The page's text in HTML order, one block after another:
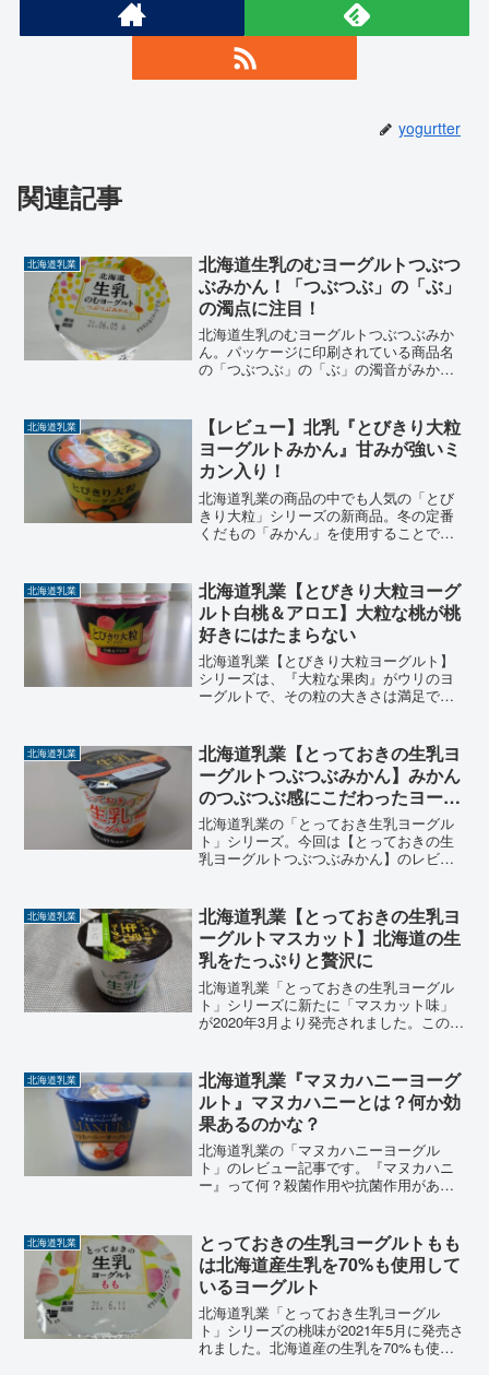
yogurtter
関連記事
北海道乳業
北海道生乳のむヨーグルトつぶつ
ぶみかん！「つぶつぶ」の「ぶ」
の濁点に注目！
北海道生乳のむヨーグルトつぶつぶみか
ん。パッケージに印刷されている商品名
の「つぶつぶ」の「ぶ」の濁音がみかん
でしたか？北海道生乳のむヨーグルトつ
ぶつぶみかんを手にとったと...
北海道乳業
【レビュー】北乳『とびきり大粒
ヨーグルトみかん』甘みが強いミ
カン入り！
北海道乳業の商品の中でも人気の「とび
きり大粒」シリーズの新商品。冬の定番
くだもの「みかん」を使用することで冬
り大粒ヨーグルトみかん」の特徴などを
レビューします。
北海道乳業
北海道乳業【とびきり大粒ヨーグ
ルト白桃＆アロエ】大粒な桃が桃
好きにはたまらない
北海道乳業【とびきり大粒ヨーグルト】
シリーズは、『大粒な果肉』がウリのヨ
ーグルトで、その粒の大きさは満足でき
な白桃がゴロゴロ入っているヨーグルト
です。できたら通年販売をしてほしい商
品です。
北海道乳業
北海道乳業【とっておきの生乳ヨ
ーグルトつぶつぶみかん】みかん
のつぶつぶ感にこだわったヨーグ
ルト
北海道乳業の「とっておき生乳ヨーグル
ト」シリーズ。今回は【とっておきの生
乳ヨーグルトつぶつぶみかん】のレビュ
たこだわりのヨーグルト。これが美味し
くない！はずがありません。
北海道乳業
北海道乳業【とっておきの生乳ヨ
ーグルトマスカット】北海道の生
乳をたっぷりと贅沢に
北海道乳業「とっておきの生乳ヨーグル
ト」シリーズに新たに「マスカット味」
が2020年3月より発売されました。この
乳」で出来ているヨーグルト自体がとて
も美味しく、お気に入...
北海道乳業
北海道乳業『マヌカハニーヨーグ
ルト』マヌカハニーとは？何か効
果あるのかな？
北海道乳業の「マヌカハニーヨーグル
ト」のレビュー記事です。『マヌカハニ
ー』って何？殺菌作用や抗菌作用がある
いなども含め、マヌカハニーヨーグルト
の効果・効能・特徴なども紹介。
北海道乳業
とっておきの生乳ヨーグルトもも
は北海道産生乳を70%も使用して
いるヨーグルト
北海道乳業「とっておき生乳ヨーグル
ト」シリーズの桃味が2021年5月に発売さ
れました。北海道産の生乳を70%も使用